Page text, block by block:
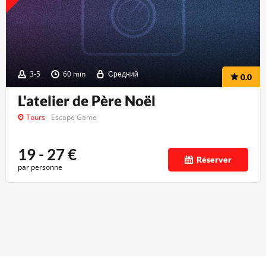
3-5 60 min Средний 0.0
L'atelier de Père Noël
Tours Escape Game
19 - 27€
par personne
Réserver